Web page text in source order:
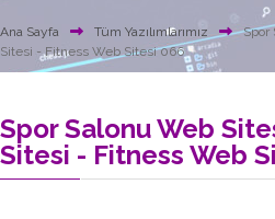
Ana Sayfa Tüm Yazılımlarımız
Spor
Sitesi - Fitness Web Sitesi 066
Spor Salonu Web
Sitesi - Fitness Web